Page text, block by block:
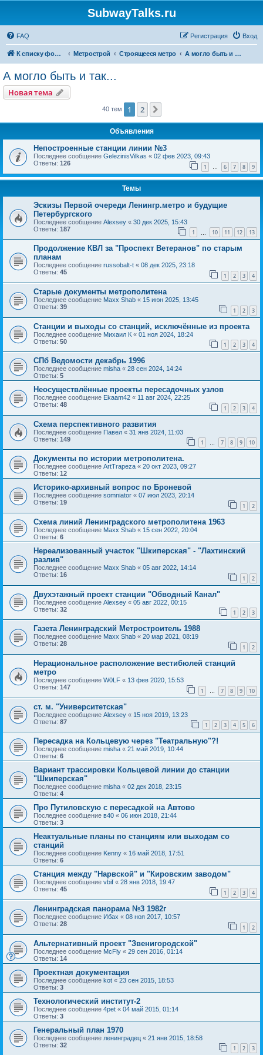
SubwayTalks.ru
FAQ Вход
Регистрация
К списку форумов Метрострой Строящееся метро А могло быть и так...
А могло быть и так...
Новая тема
40 тем 1 2
Объявления
Непостроенные станции линии №3
Последнее сообщение GelezinisVilkas « 02 фев 2023, 09:43
Ответы: 126 1 … 6 7 8 9
Темы
Эскизы Первой очереди Ленингр.метро и будущие
Петербургского
Последнее сообщение Alexsey « 30 дек 2025, 15:43
Ответы: 187 1 10 11 12 13
Продолжение КВЛ за "Проспект Ветеранов" по старым
планам
Последнее сообщение russobalt-t « 08 дек 2025, 23:18
Ответы: 45 1 2 3 4
Старые документы метрополитена
Последнее сообщение Maxx Shab « 15 июн 2025, 13:45
Ответы: 39 1 2 3
Станции и выходы со станций, исключённые из проекта
Последнее сообщение Михаил К « 01 ноя 2024, 18:24
Ответы: 50 1 2 3 4
СПб Ведомости декабрь 1996
Последнее сообщение misha « 28 сен 2024, 14:24
Ответы: 5
Неосуществлённые проекты пересадочных узлов
Последнее сообщение Ekaam42 « 11 авг 2024, 22:25
Ответы: 48 1 2 3 4
Схема перспективного развития
Последнее сообщение Павел « 31 янв 2024, 11:03
Ответы: 149 1 7 8 9 10
Документы по истории метрополитена.
Последнее сообщение ArtTrapeza « 20 окт 2023, 09:27
Ответы: 12
Историко-архивный вопрос по Броневой
Последнее сообщение somniator « 07 июл 2023, 20:14
Ответы: 19 1 2
Схема линий Ленинградского метрополитена 1963
Последнее сообщение Maxx Shab « 15 сен 2022, 20:04
Ответы: 6
Нереализованный участок "Шкиперская" - "Лахтинский
разлив"
Последнее сообщение Maxx Shab « 05 авг 2022, 14:14
Ответы: 16 1 2
Двухэтажный проект станции "Обводный Канал"
Последнее сообщение Alexsey « 05 авг 2022, 00:15
Ответы: 32 1 2 3
Газета Ленинградский Метростроитель 1988
Последнее сообщение Maxx Shab « 20 мар 2021, 08:19
Ответы: 28 1 2
Нерациональное расположение вестибюлей станций
метро
Последнее сообщение W0LF « 13 фев 2020, 15:53
Ответы: 147 1 … 7 8 9 10
ст. м. "Университетская"
Последнее сообщение Alexsey « 15 ноя 2019, 13:23
Ответы: 87 1 2 3 4 5 6
Пересадка на Кольцевую через "Театральную"?!
Последнее сообщение misha « 21 май 2019, 10:44
Ответы: 6
Вариант трассировки Кольцевой линии до станции
"Шкиперская"
Последнее сообщение misha « 02 дек 2018, 23:15
Ответы: 4
Про Путиловскую с пересадкой на Автово
Последнее сообщение в40 « 06 июн 2018, 21:44
Ответы: 3
Неактуальные планы по станциям или выходам со
станций
Последнее сообщение Kenny « 16 май 2018, 17:51
Ответы: 6
Станция между "Нарвской" и "Кировским заводом"
Последнее сообщение vbif « 28 янв 2018, 19:47
Ответы: 45 1 2 3 4
Ленинградская панорама №3 1982г
Последнее сообщение Ибах « 08 ноя 2017, 10:57
Ответы: 28 1 2
Альтернативный проект "Звенигородской"
Последнее сообщение McFly « 29 сен 2016, 01:14
Ответы: 14
Проектная документация
Последнее сообщение kot « 23 сен 2015, 18:53
Ответы: 3
Технологический институт-2
Последнее сообщение 4pet « 04 май 2015, 01:14
Ответы: 3
Генеральный план 1970
Последнее сообщение ленинградец « 21 янв 2015, 18:58
Ответы: 32 1 2 3